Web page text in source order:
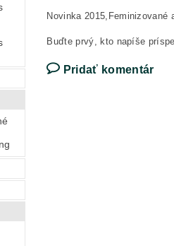
Novinka 2015,Feminizované
Buďte prvý, kto napíše
Pridať komentár